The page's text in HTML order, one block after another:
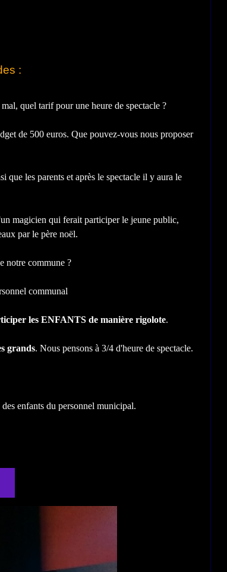
:
quel tarif pour une heure de spectacle ?
de 500 euros. Que pouvez-vous nous proposer
que les parents et après le spectacle il y aura le
magicien qui ferait participer le jeune public,
par le père noël.
notre commune ?
communal
les ENFANTS de manière rigolote.
grands. Nous pensons à 3/4 d'heure de spectacle.
enfants du personnel municipal.